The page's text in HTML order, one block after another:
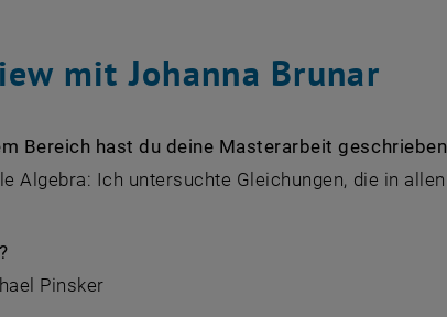
mit Johanna Brunar
Bereich hast du deine Masterarbeit
Algebra: Ich untersuchte Gleichungen, die in
Pinsker